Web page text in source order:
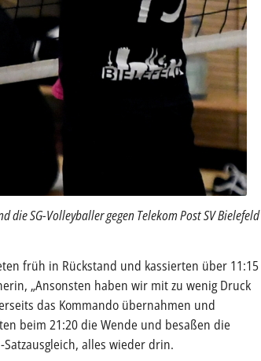
die SG-Volleyballer gegen Telekom Post SV Bielefeld
früh in Rückstand und kassierten über 11:15
„Ansonsten haben wir mit zu wenig Druck
das Kommando übernahmen und
beim 21:20 die Wende und besaßen die
alles wieder drin.